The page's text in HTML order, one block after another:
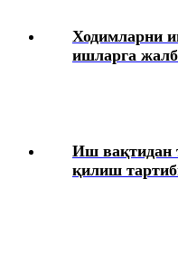
Ходимларни
ишларга
Иш вақтидан
қилиш